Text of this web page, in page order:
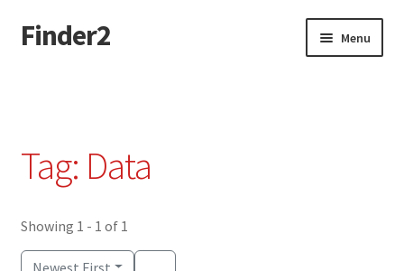
Skip
to
Skip
to
Finder2 Menu
Tag: Data
Showing 1 - 1 of 1
Newest First